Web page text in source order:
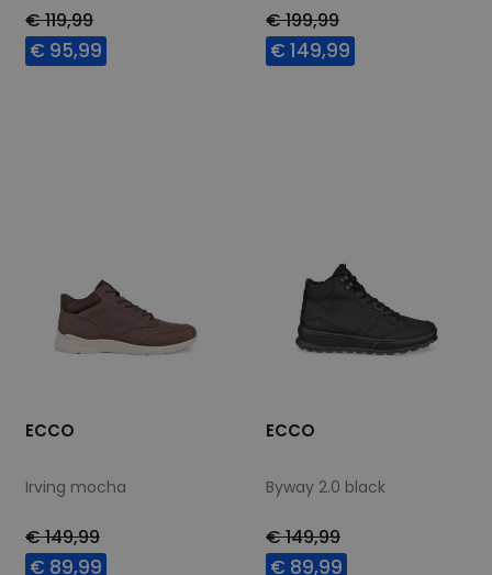
€ 119,99
€ 95,99
€ 199,99
€ 149,99
ECCO
Irving mocha
€ 149,99
€ 89,99
ECCO
Byway 2.0 black
€ 149,99
€ 89,99